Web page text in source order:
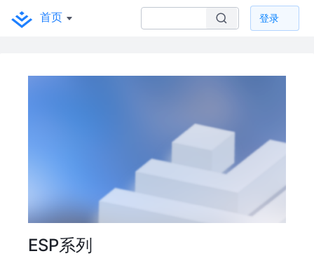
首页 登录
ESP系列